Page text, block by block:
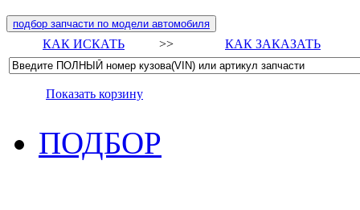
подбор запчасти по модели автомобиля
КАК ИСКАТЬ >> КАК ЗАКАЗАТЬ
Показать корзину
ПОДБОР